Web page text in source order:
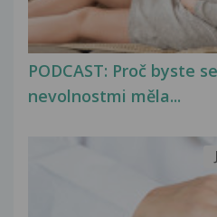
PODCAST: Proč byste
nevolnostmi měla...